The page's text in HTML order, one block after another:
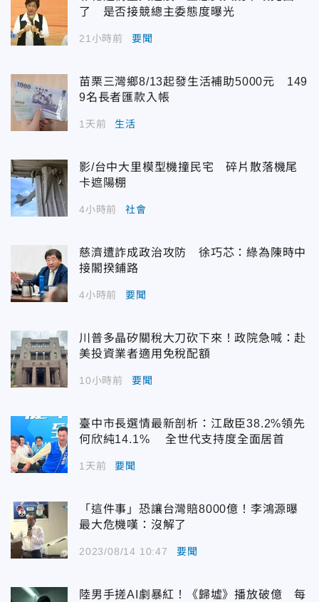
了 是否接競總主委態度曝光
21小時前 要聞
苗栗三灣鄉8/13起發生活補助5000元 149
9名長者匯款入帳
1天前 生活
影/台中大里模型機撞民宅 碎片散落機尾
卡遮陽棚
4小時前 社會
慈濟遭詐成政治攻防 徐巧芯：綠為陳時中
接閣揆鋪路
4小時前 要聞
川普多晶矽關稅大刀砍下來！政院急喊：赴
美投資業者適用免稅配額
10小時前 要聞
臺中市長選情最新剖析：江啟臣38.2%領先
何欣純14.1% 全世代支持度全面居首
1天前 要聞
「這件事」恐讓台灣賠8000億！李鴻源曝
最大危機嘆：沒解了
2023/08/14 10:47 要聞
陸男手搓AI劇暴紅！《歸墟》播放破億 每